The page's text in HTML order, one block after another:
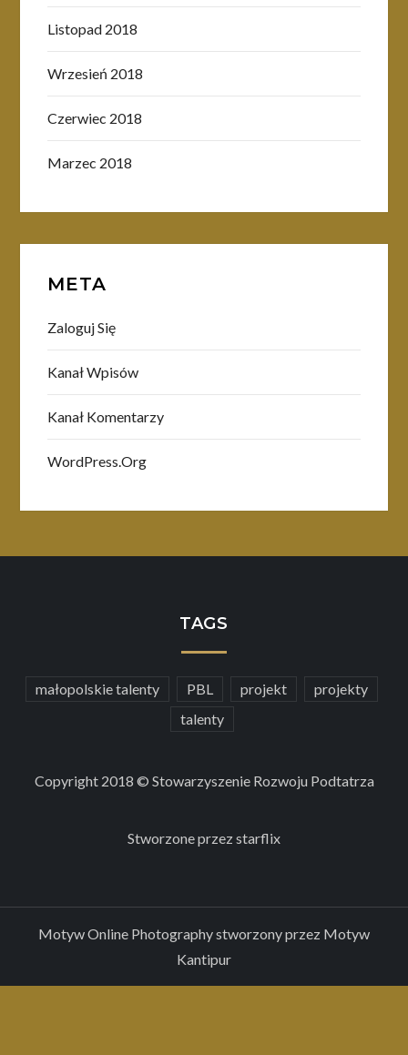
Listopad 2018
Wrzesień 2018
Czerwiec 2018
Marzec 2018
META
Zaloguj Się
Kanał Wpisów
Kanał Komentarzy
WordPress.org
TAGS
małopolskie talenty PBL projekt
projekty
talenty
Copyright 2018 © Stowarzyszenie Rozwoju Podtatrza
Stworzone przezstarflix
Motyw Online Photography stworzony przez Motyw
Kantipur